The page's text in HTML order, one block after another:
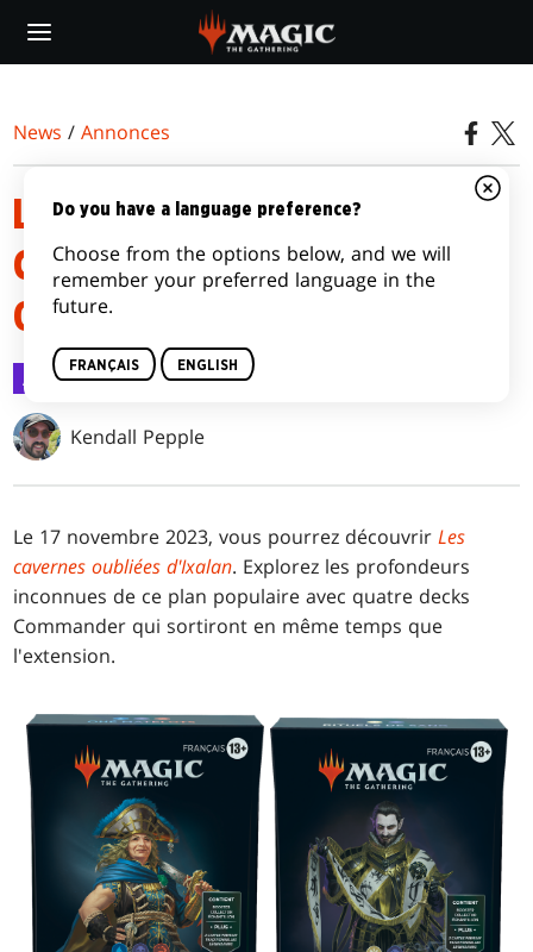
main
News /Annonces
LISTES DES DECKS
COMMANDER LES CAVERNES
OUBLIÉES D'IXALAN
Annonces 1 nov. 2023
Kendall Pepple
Le 17 novembre 2023, vous pourrez découvrirLes
cavernes oubliées d'Ixalan. Explorez les profondeurs
inconnues de ce plan populaire avec quatre decks
Commander qui sortiront en même temps que
l'extension.
Do you have a language preference?
Choose from the options below, and we will
remember your preferred language in the
future.
FRANÇAIS ENGLISH